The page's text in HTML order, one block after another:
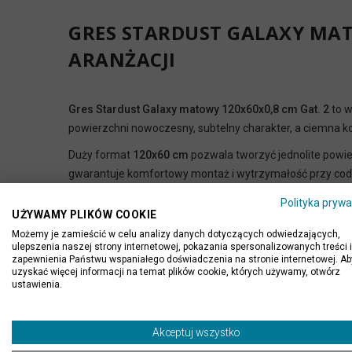
GRES STARDUST GALAXY
ARANŻACJI
Gres Stardust Galaxy matowy 120x60x0,8 cm Gat. 2to
powierzchni nowoczesny, subtelny charakter, a ciemna
Duży format 120x60 cm pozwala tworzyć jednolite
gwarantuje komfortowy montaż i wytrzymałość przy
Płytka sprawdzi się w nowoczesnych wnętrzach
powierzchni”.
NAJWAŻNIEJSZE CECHY
✅ Wymiary:120x60 cm– nowoczesny, duży format
✅ Kolor: ciemny z delikatnymi refleksami „galaxy”
✅ Materiał:gres porcelanowy– trwały i odporny na
Polityka
UŻYWAMY PLIKÓW COOKIE
Możemy je zamieścić w celu analizy danych dotyczących odwiedzających,
ulepszenia naszej strony internetowej, pokazania spersonalizowanych treści i
zapewnienia Państwu wspaniałego doświadczenia na stronie internetowej.
uzyskać więcej informacji na temat plików cookie, których używamy, otwórz
ustawienia.
Akceptuj wszystko